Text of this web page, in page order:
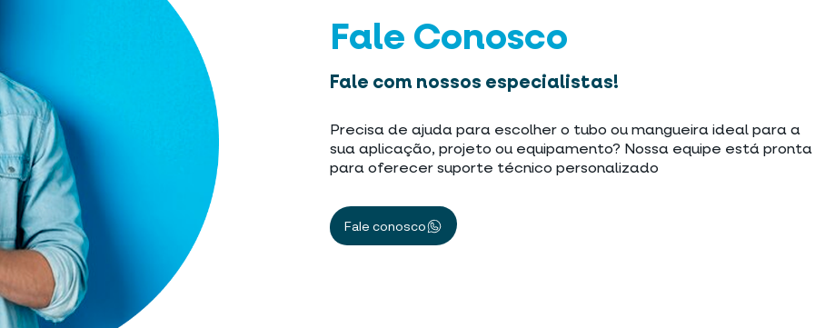
Fale Conosco
Fale com nossos especialistas!
Precisa de ajuda para escolher o tubo ou mangueira ideal para a
sua aplicação, projeto ou equipamento? Nossa equipe está pronta
para oferecer suporte técnico personalizado
Fale conosco